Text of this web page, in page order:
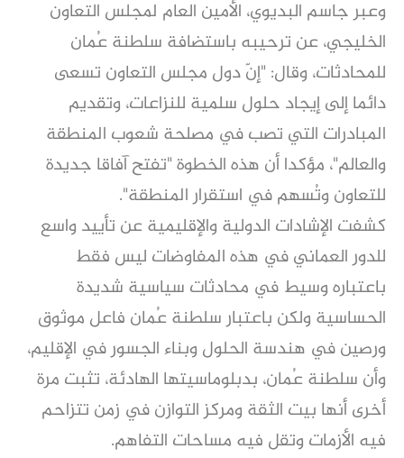
وعبر جاسم البديوي، الأمين العام لمجلس التعاون
الخليجي، عن ترحيبه باستضافة سلطنة عُمان
للمحادثات، وقال: "إنّ دول مجلس التعاون تسعى
دائما إلى إيجاد حلول سلمية للنزاعات، وتقديم
المبادرات التي تصب في مصلحة شعوب المنطقة
والعالم"، مؤكدا أن هذه الخطوة "تفتح آفاقا جديدة
للتعاون وتُسهم في استقرار المنطقة".
كشفت الإشادات الدولية والإقليمية عن تأييد واسع
للدور العماني في هذه المفاوضات ليس فقط
باعتباره وسيط في محادثات سياسية شديدة
الحساسية ولكن باعتبار سلطنة عُمان فاعل موثوق
ورصين في هندسة الحلول وبناء الجسور في الإقليم،
وأن سلطنة عُمان، بدبلوماسيتها الهادئة، تثبت مرة
أخرى أنها بيت الثقة ومركز التوازن في زمن تتزاحم
فيه الأزمات وتقل فيه مساحات التفاهم.